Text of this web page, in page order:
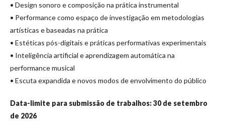
• Design sonoro e composição na prática instrumental
• Performance como espaço de investigação em metodologias
artísticas e baseadas na prática
• Estéticas pós-digitais e práticas performativas experimentais
• Inteligência artificial e aprendizagem automática na
performance musical
• Escuta expandida e novos modos de envolvimento do público
Data-limite para submissão de trabalhos: 30 de setembro
de 2026